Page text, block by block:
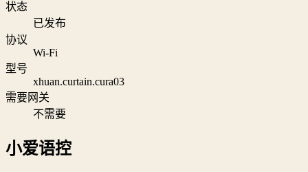
状态
已发布
协议
Wi‑Fi
型号
xhuan.curtain.cura03
需要网关
不需要
小爱语控